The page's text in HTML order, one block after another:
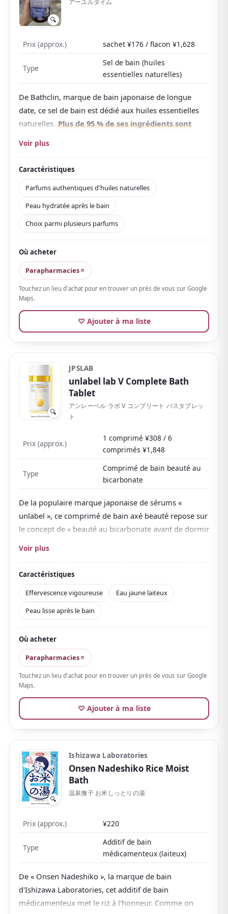
🔍
アーユルタイム
Prix (approx.) sachet ¥176 / flacon ¥1,628
Type
Sel de bain (huiles
essentielles naturelles)
De Bathclin, marque de bain japonaise de longue
date, ce sel de bain est dédié aux huiles essentielles
naturelles. Plus de 95 % de ses ingrédients sont
offre un arôme authentique.
Les parfums incluent Citronnelle et Bergamote,
Camomille et Sauge sclarée, Encens et Santal, et Cèdre
et Géranium, et l'atout est quevous pouvez en
choisir un selon votre humeur ou le moment
contient de l'« α-pinène », un composant aromatique
du pin et du hinoki, pour un parfum axé sur la détente
qui donne envie de respirer profondément.
Il utilise du sel marin naturel de Shark Bay, site
australien classé au patrimoine mondial, ainsi que des
hydratants d'origine végétale, pour rester
agréablement hydraté après le bain.
raffiné persiste doucement jusqu'après le bain
parfait pour un bain récompense en fin de journée.
pour tester quatre parfums, il est facile à choisir pour
essayer ou offrir.
Voir plus
Caractéristiques
Parfums authentiques d'huiles naturelles
Peau hydratée après le bain
Choix parmi plusieurs parfums
Où acheter
Parapharmacies
Touchez un lieu d'achat pour en trouver un près de vous sur Google
Maps.
♡ Ajouter à ma liste
🔍
JPSLAB
unlabel lab V Complete Bath
Tablet
アンレーベル ラボ V コンプリート バスタブレッ
ト
Prix (approx.)
1 comprimé ¥308 / 6
comprimés ¥1,848
Type
Comprimé de bain beauté au
bicarbonate
De la populaire marque japonaise de sérums «
unlabel », ce comprimé de bain axé beauté repose sur
le concept de « beauté au bicarbonate avant de dormir
s'est tant démené. Plongez-le et
pétille vigoureusement en se dissolvant
l'eau d'unjoli jaune laiteux
.
Enveloppé d'un frais parfum d'herbes de méditation, il
est parfait pour les soirs de détente. Avec des
ingrédients beauté comme un dérivé de vitamine C, il
lisse la peau après le bain — une signature de marque
de soin.
L'eau prend un toucher moelleux.
Chaque comprimé
est emballé individuellement, dans un élégant étui
en papier.
Disponible en boîte de 6 comprimés ou à l'unité, il est
idéal à essayer ou à offrir comme un petit cadeau
chic.
Voir plus
Caractéristiques
Effervescence vigoureuse
Eau jaune laiteux
Peau lisse après le bain
Où acheter
Parapharmacies
Touchez un lieu d'achat pour en trouver un près de vous sur Google
Maps.
♡ Ajouter à ma liste
🔍
Ishizawa Laboratories
Onsen Nadeshiko Rice Moist
Bath
温泉撫子 お米しっとりの湯
Prix (approx.) ¥220
Type
Additif de bain
médicamenteux (laiteux)
De « Onsen Nadeshiko », la marque de bain
d'Ishizawa Laboratories, cet additif de bain
médicamenteux met le riz à l'honneur. Comme on